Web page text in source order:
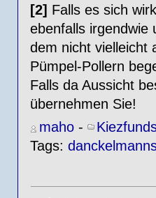
[2] Falls es sich
ebenfalls irgendwie
dem nicht vielleicht
Pümpel-Pollern
Falls da Aussicht
übernehmen Sie!
maho-
Tags: